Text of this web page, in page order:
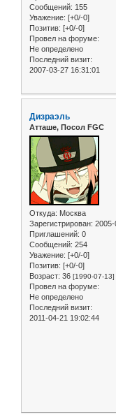
Сообщений: 155
Уважение: [+0/-0]
Позитив: [+0/-0]
Провел на форуме:
Не определено
Последний визит:
2007-03-27 16:31:01
Дизраэль
Атташе, Посол FGC
Откуда: Москва
Зарегистрирован:
Приглашений: 0
Сообщений: 254
Уважение: [+0/-0]
Позитив: [+0/-0]
Возраст: 36 [1990-07-13]
Провел на форуме:
Не определено
Последний визит:
2011-04-21 19:02:44